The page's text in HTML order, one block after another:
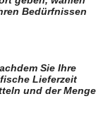
Bedürfnissen
Sie Ihre
Lieferzeit
und der Menge